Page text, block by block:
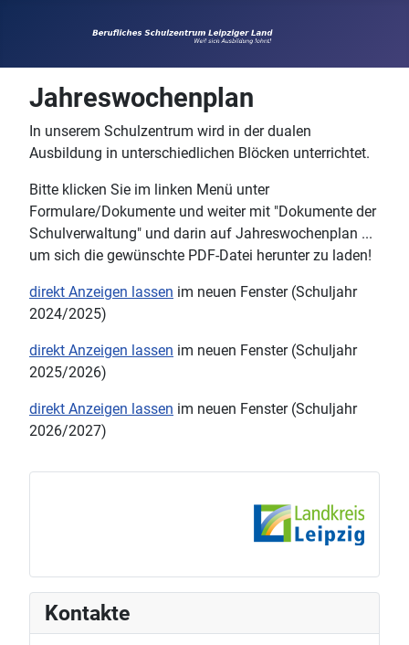
Jahreswochenplan
In unserem Schulzentrum wird in der dualen
Ausbildung in unterschiedlichen Blöcken unterrichtet.
Bitte klicken Sie im linken Menü unter
Formulare/Dokumente und weiter mit "Dokumente der
Schulverwaltung" und darin auf Jahreswochenplan ...
um sich die gewünschte PDF-Datei herunter zu laden!
direkt Anzeigen lassen im neuen Fenster (Schuljahr
2024/2025)
direkt Anzeigen lassen im neuen Fenster (Schuljahr
2025/2026)
direkt Anzeigen lassen im neuen Fenster (Schuljahr
2026/2027)
Kontakte